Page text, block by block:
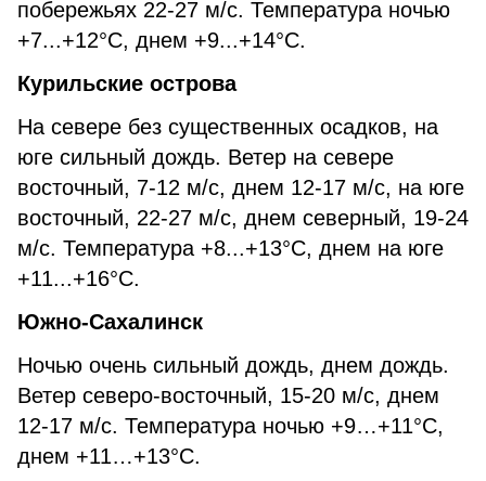
побережьях 22-27 м/с. Температура ночью
+7...+12°С, днем +9...+14°С.
Курильские острова
На севере без существенных осадков, на
юге сильный дождь. Ветер на севере
восточный, 7-12 м/с, днем 12-17 м/с, на юге
восточный, 22-27 м/с, днем северный, 19-24
м/с. Температура +8...+13°С, днем на юге
+11...+16°С.
Южно-Сахалинск
Ночью очень сильный дождь, днем дождь.
Ветер северо-восточный, 15-20 м/с, днем
12-17 м/с. Температура ночью +9…+11°С,
днем +11…+13°С.